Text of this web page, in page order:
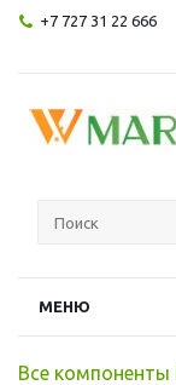
+7 727 31 22 666
МЕНЮ
Все